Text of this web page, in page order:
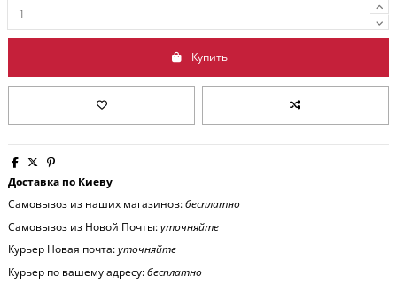
Купить
Доставка по Киеву
Самовывоз из наших магазинов:бесплатно
Самовывоз из Новой Почты:уточняйте
Курьер Новая почта:уточняйте
Курьер по вашему адресу:бесплатно